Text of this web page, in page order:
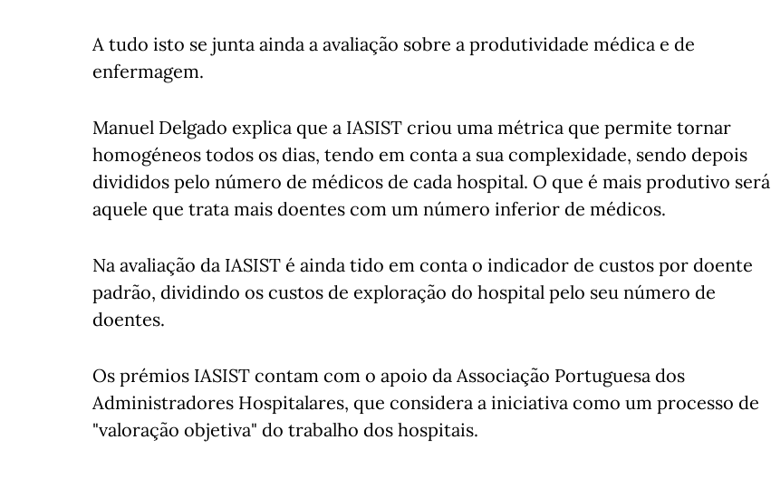
A tudo isto se junta ainda a avaliação sobre a produtividade médica e de
enfermagem.
Manuel Delgado explica que a IASIST criou uma métrica que permite tornar
homogéneos todos os dias, tendo em conta a sua complexidade, sendo depois
divididos pelo número de médicos de cada hospital. O que é mais produtivo será
aquele que trata mais doentes com um número inferior de médicos.
Na avaliação da IASIST é ainda tido em conta o indicador de custos por doente
padrão, dividindo os custos de exploração do hospital pelo seu número de
doentes.
Os prémios IASIST contam com o apoio da Associação Portuguesa dos
Administradores Hospitalares, que considera a iniciativa como um processo de
"valoração objetiva" do trabalho dos hospitais.